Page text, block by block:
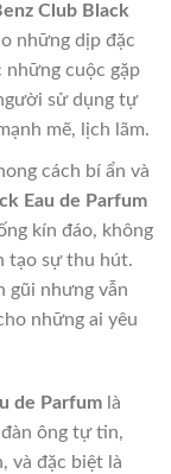
Club Black
những dịp đặc
những cuộc gặp
sử dụng tự
mẽ, lịch lãm.
cách bí ẩn và
Eau de Parfum
kín đáo, không
tạo sự thu hút.
gũi nhưng vẫn
những ai yêu
de Parfum là
ông tự tin,
và đặc biệt là